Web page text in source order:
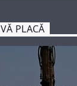
PLACĂ